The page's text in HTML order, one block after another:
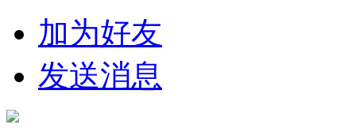
加为好友
发送消息